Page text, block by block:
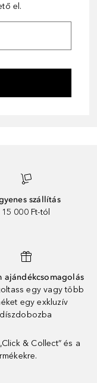
el.
szállítás
15 000 Ft-tól
ajándékcsomagolás
egy vagy több
egy exkluzív
díszdobozba
& Collect” és a